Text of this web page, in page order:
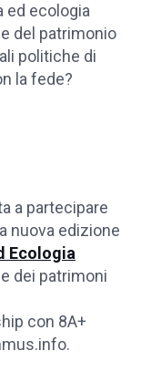
ed ecologia
del patrimonio
politiche di
la fede?
a partecipare
nuova edizione
Ecologia
dei patrimoni
con 8A+